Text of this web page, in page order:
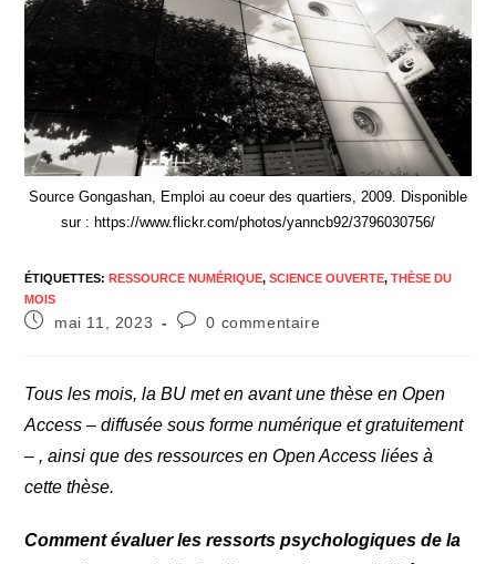
Source Gongashan, Emploi au coeur des quartiers, 2009. Disponible
sur : https://www.flickr.com/photos/yanncb92/3796030756/
ÉTIQUETTES:RESSOURCE NUMÉRIQUE, SCIENCE OUVERTE, THÈSE DU
MOIS
mai 11, 2023 0 commentaire
Tous les mois, la BU met en avant une thèse en Open
Access – diffusée sous forme numérique et gratuitement
– , ainsi que des ressources en Open Access liées à
cette thèse.
Comment évaluer les ressorts psychologiques de la